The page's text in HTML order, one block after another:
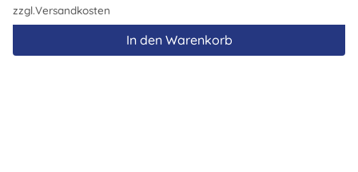
zzgl.Versandkosten
In den Warenkorb